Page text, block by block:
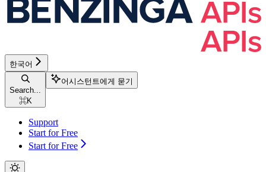
한국어
Search...
⌘K
어시스턴트에게 묻기
Support
Start for Free
Start for Free